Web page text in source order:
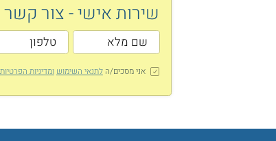
שירות אישי - צור קשר
אני מסכים/הלתנאי השימוש ומדיניות הפרטיות